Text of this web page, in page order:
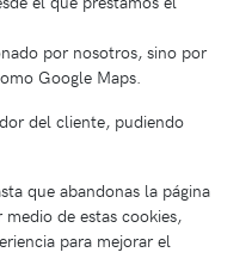
por nosotros, sino por
Google Maps.
del cliente, pudiendo
que abandonas la página
de estas cookies,
para mejorar el